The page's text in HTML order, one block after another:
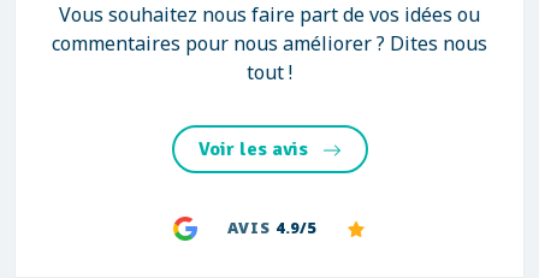
Vous souhaitez nous faire part de vos idées ou
commentaires pour nous améliorer ? Dites nous
tout !
Voir les avis
AVIS 4.9/5